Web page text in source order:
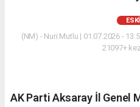
(NM) - Nuri Mutlu | 01.07.2026 -
21097+
AK Parti Aksaray İl Genel